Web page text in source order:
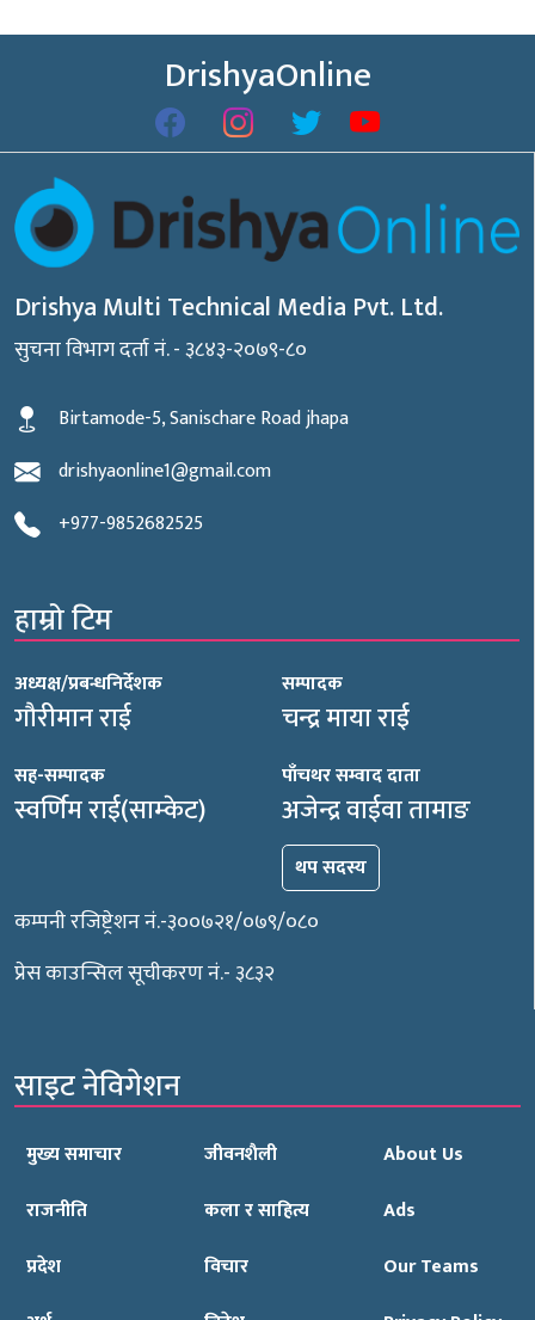
DrishyaOnline
Drishya Multi Technical Media Pvt. Ltd.
सुचना विभाग दर्ता नं. - ३८४३-२०७९-८०
Birtamode-5, Sanischare Road jhapa
drishyaonline1@gmail.com
+977-9852682525
हाम्रो टिम
अध्यक्ष/प्रबन्धनिर्देशक
गौरीमान राई
सम्पादक
चन्द्र माया राई
सह-सम्पादक
स्वर्णिम राई(साम्केट)
पाँचथर सम्वाद दाता
अजेन्द्र वाईवा तामाङ
थप सदस्य
कम्पनी रजिष्ट्रेशन नं.-३००७२१/०७९/०८०
प्रेस काउन्सिल सूचीकरण नं.- ३८३२
साइट नेविगेशन
मुख्य समाचार
राजनीति
प्रदेश
जीवनशैली
कला र साहित्य
विचार
About Us
Ads
Our Teams